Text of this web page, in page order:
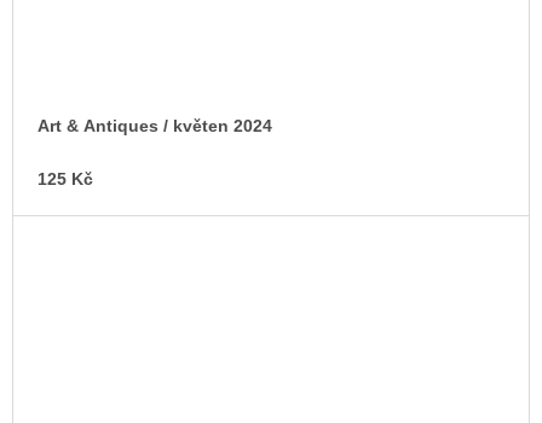
Art & Antiques / květen 2024
125 Kč